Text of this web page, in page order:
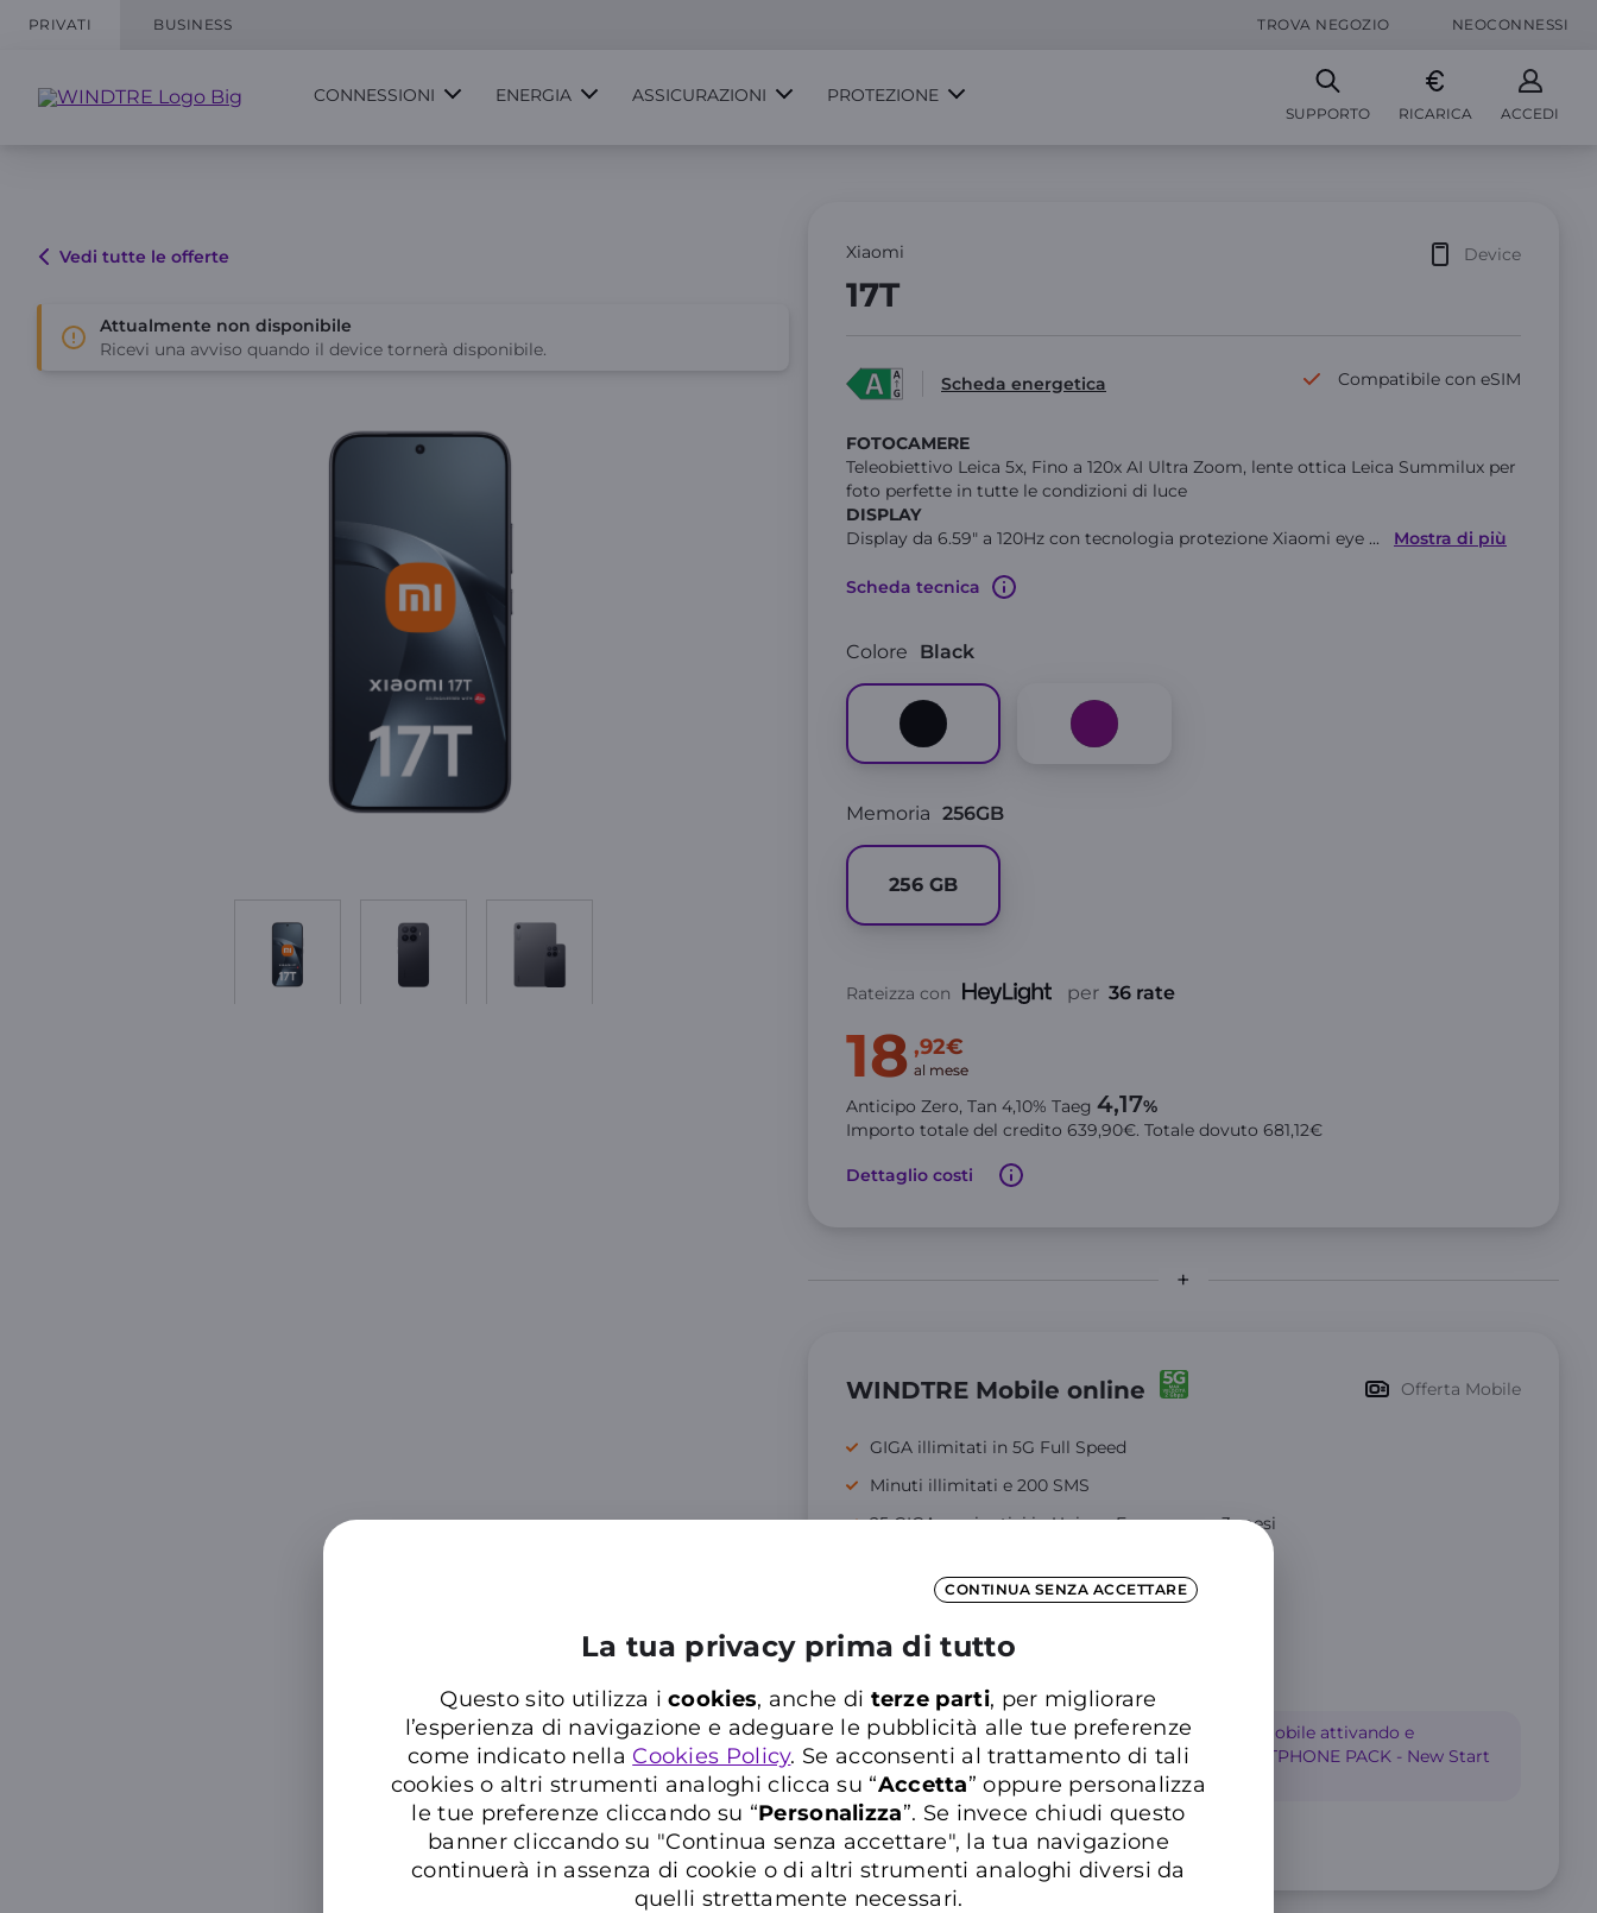
CONTINUA SENZA ACCETTARE
La tua privacy prima di tutto
Questo sito utilizza icookies, anche di terze parti, per migliorare
l’esperienza di navigazione e adeguare le pubblicità alle tue preferenze
come indicato nella Cookies Policy. Se acconsenti al trattamento di tali
cookies o altri strumenti analoghi clicca su “Accetta” oppure personalizza
le tue preferenze cliccando su “Personalizza”. Se invece chiudi questo
banner cliccando su "Continua senza accettare", la tua navigazione
continuerà in assenza di cookie o di altri strumenti analoghi diversi da
quelli strettamente necessari.
PRIVATI BUSINESS TROVA NEGOZIO NEOCONNESSI
CONNESSIONI ENERGIA ASSICURAZIONI PROTEZIONE
SUPPORTO RICARICA ACCEDI
Vedi tutte le offerte
Attualmente non disponibile
Ricevi una avviso quando il device tornerà disponibile.
Xiaomi
17T
Device
Scheda energetica Compatibile con eSIM
FOTOCAMERE
Teleobiettivo Leica 5x, Fino a 120x AI Ultra Zoom, lente ottica Leica Summilux per
foto perfette in tutte le condizioni di luce
DISPLAY
Display da 6.59" a 120Hz con tecnologia protezione Xiaomi eye ... Mostra di più
Scheda tecnica
Memoria 256GB
256 GB
Colore Black
Rateizza con per 36 rate
18 ,92€
al mese
Anticipo Zero, Tan 4,10% Taeg 4,17%
Importo totale del credito 639,90€. Totale dovuto 681,12€
Dettaglio costi
WINDTRE Mobile online Offerta Mobile
GIGA illimitati in 5G Full Speed
Minuti illimitati e 200 SMS
25 GIGA aggiuntivi in Unione Europea per 3 mesi
al mese
Promo
Risparmi 108€in 36 mesi su questa offerta mobile attivando e
mantenendo attiva l'offerta Luce&Gas “SMARTPHONE PACK - New Start
Casa Sconto Multiservice”.
Info 5G e condizioni traffico illimitato